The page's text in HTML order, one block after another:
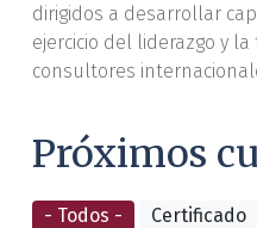
dirigidos a desarrollar
ejercicio del liderazgo y
consultores
Próximos
- Todos - Certificado